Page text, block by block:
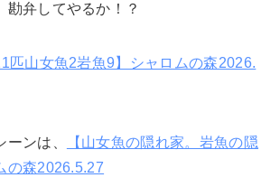
勘弁してやるか！？
匹山女魚2岩魚9】シャロムの森2026.
ンは、
【山女魚の隠れ家。岩魚の隠
の森2026.5.27